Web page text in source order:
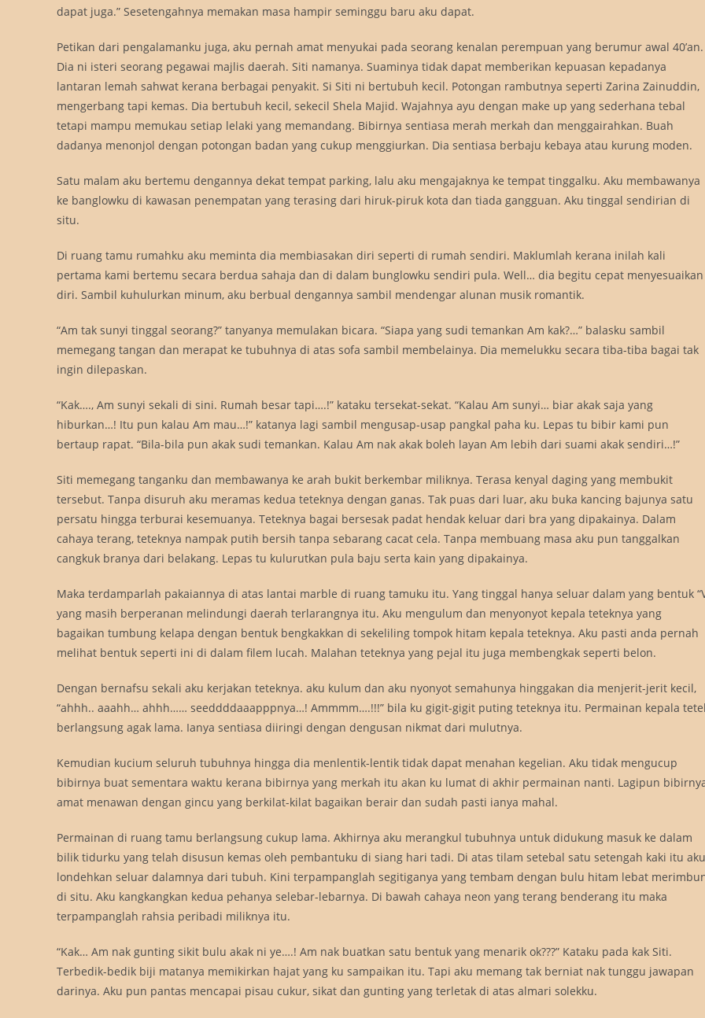
dapat juga.” Sesetengahnya memakan masa hampir seminggu baru aku dapat.
Petikan dari pengalamanku juga, aku pernah amat menyukai pada seorang kenalan perempuan yang berumur awal 40’an.
Dia ni isteri seorang pegawai majlis daerah. Siti namanya. Suaminya tidak dapat memberikan kepuasan kepadanya
lantaran lemah sahwat kerana berbagai penyakit. Si Siti ni bertubuh kecil. Potongan rambutnya seperti Zarina Zainuddin,
mengerbang tapi kemas. Dia bertubuh kecil, sekecil Shela Majid. Wajahnya ayu dengan make up yang sederhana tebal
tetapi mampu memukau setiap lelaki yang memandang. Bibirnya sentiasa merah merkah dan menggairahkan. Buah
dadanya menonjol dengan potongan badan yang cukup menggiurkan. Dia sentiasa berbaju kebaya atau kurung moden.
Satu malam aku bertemu dengannya dekat tempat parking, lalu aku mengajaknya ke tempat tinggalku. Aku membawanya
ke banglowku di kawasan penempatan yang terasing dari hiruk-piruk kota dan tiada gangguan. Aku tinggal sendirian di
situ.
Di ruang tamu rumahku aku meminta dia membiasakan diri seperti di rumah sendiri. Maklumlah kerana inilah kali
pertama kami bertemu secara berdua sahaja dan di dalam bunglowku sendiri pula. Well… dia begitu cepat menyesuaikan
diri. Sambil kuhulurkan minum, aku berbual dengannya sambil mendengar alunan musik romantik.
“Am tak sunyi tinggal seorang?” tanyanya memulakan bicara. “Siapa yang sudi temankan Am kak?…” balasku sambil
memegang tangan dan merapat ke tubuhnya di atas sofa sambil membelainya. Dia memelukku secara tiba-tiba bagai tak
ingin dilepaskan.
“Kak…., Am sunyi sekali di sini. Rumah besar tapi….!” kataku tersekat-sekat. “Kalau Am sunyi… biar akak saja yang
hiburkan…! Itu pun kalau Am mau…!” katanya lagi sambil mengusap-usap pangkal paha ku. Lepas tu bibir kami pun
bertaup rapat. “Bila-bila pun akak sudi temankan. Kalau Am nak akak boleh layan Am lebih dari suami akak sendiri…!”
Siti memegang tanganku dan membawanya ke arah bukit berkembar miliknya. Terasa kenyal daging yang membukit
tersebut. Tanpa disuruh aku meramas kedua teteknya dengan ganas. Tak puas dari luar, aku buka kancing bajunya satu
persatu hingga terburai kesemuanya. Teteknya bagai bersesak padat hendak keluar dari bra yang dipakainya. Dalam
cahaya terang, teteknya nampak putih bersih tanpa sebarang cacat cela. Tanpa membuang masa aku pun tanggalkan
cangkuk branya dari belakang. Lepas tu kulurutkan pula baju serta kain yang dipakainya.
Maka terdamparlah pakaiannya di atas lantai marble di ruang tamuku itu. Yang tinggal hanya seluar dalam yang bentuk
yang masih berperanan melindungi daerah terlarangnya itu. Aku mengulum dan menyonyot kepala teteknya yang
bagaikan tumbung kelapa dengan bentuk bengkakkan di sekeliling tompok hitam kepala teteknya. Aku pasti anda pernah
melihat bentuk seperti ini di dalam filem lucah. Malahan teteknya yang pejal itu juga membengkak seperti belon.
Dengan bernafsu sekali aku kerjakan teteknya. aku kulum dan aku nyonyot semahunya hinggakan dia menjerit-jerit kecil,
“ahhh.. aaahh… ahhh…… seeddddaaapppnya…! Ammmm….!!!” bila ku gigit-gigit puting teteknya itu. Permainan kepala
berlangsung agak lama. Ianya sentiasa diiringi dengan dengusan nikmat dari mulutnya.
Kemudian kucium seluruh tubuhnya hingga dia menlentik-lentik tidak dapat menahan kegelian. Aku tidak mengucup
bibirnya buat sementara waktu kerana bibirnya yang merkah itu akan ku lumat di akhir permainan nanti. Lagipun
amat menawan dengan gincu yang berkilat-kilat bagaikan berair dan sudah pasti ianya mahal.
Permainan di ruang tamu berlangsung cukup lama. Akhirnya aku merangkul tubuhnya untuk didukung masuk ke dalam
bilik tidurku yang telah disusun kemas oleh pembantuku di siang hari tadi. Di atas tilam setebal satu setengah kaki itu aku
londehkan seluar dalamnya dari tubuh. Kini terpampanglah segitiganya yang tembam dengan bulu hitam lebat
di situ. Aku kangkangkan kedua pehanya selebar-lebarnya. Di bawah cahaya neon yang terang benderang itu maka
terpampanglah rahsia peribadi miliknya itu.
“Kak… Am nak gunting sikit bulu akak ni ye….! Am nak buatkan satu bentuk yang menarik ok???” Kataku pada kak Siti.
Terbedik-bedik biji matanya memikirkan hajat yang ku sampaikan itu. Tapi aku memang tak berniat nak tunggu jawapan
darinya. Aku pun pantas mencapai pisau cukur, sikat dan gunting yang terletak di atas almari solekku.